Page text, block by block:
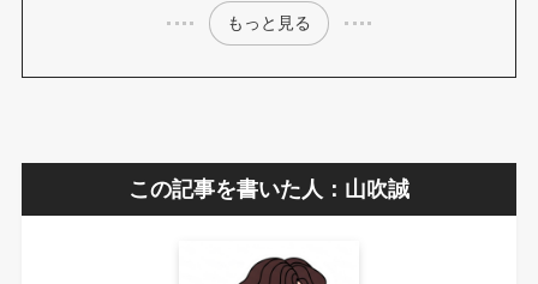
もっと見る
この記事を書いた人：山吹誠